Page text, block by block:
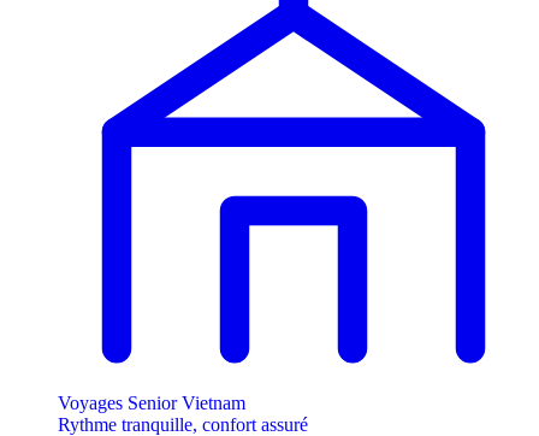
Voyages Senior Vietnam
Rythme tranquille, confort assuré